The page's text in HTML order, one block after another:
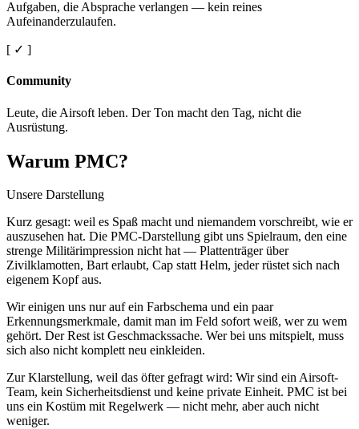
Aufgaben, die Absprache verlangen — kein reines
Aufeinanderzulaufen.
[ ✓ ]
Community
Leute, die Airsoft leben. Der Ton macht den Tag, nicht die
Ausrüstung.
Warum PMC?
Unsere Darstellung
Kurz gesagt: weil es Spaß macht und niemandem vorschreibt, wie er
auszusehen hat. Die PMC-Darstellung gibt uns Spielraum, den eine
strenge Militärimpression nicht hat — Plattenträger über
Zivilklamotten, Bart erlaubt, Cap statt Helm, jeder rüstet sich nach
eigenem Kopf aus.
Wir einigen uns nur auf ein Farbschema und ein paar
Erkennungsmerkmale, damit man im Feld sofort weiß, wer zu wem
gehört. Der Rest ist Geschmackssache. Wer bei uns mitspielt, muss
sich also nicht komplett neu einkleiden.
Zur Klarstellung, weil das öfter gefragt wird: Wir sind ein Airsoft-
Team, kein Sicherheitsdienst und keine private Einheit. PMC ist bei
uns ein Kostüm mit Regelwerk — nicht mehr, aber auch nicht
weniger.